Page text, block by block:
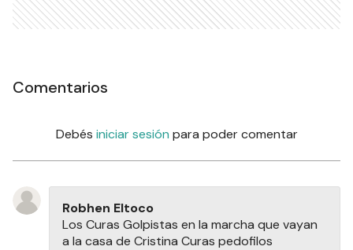
Comentarios
Debés iniciar sesión para poder comentar
Robhen Eltoco
Los Curas Golpistas en la marcha que vayan
a la casa de Cristina Curas pedofilos